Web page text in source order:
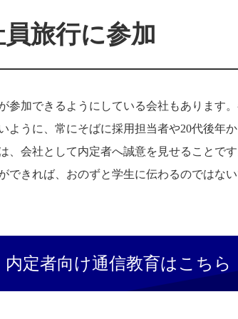
旅行に参加
参加できるようにしている会社もあります
うに、常にそばに採用担当者や20代後年
、会社として内定者へ誠意を見せることで
できれば、おのずと学生に伝わるのではない
内定者向け通信教育はこちら